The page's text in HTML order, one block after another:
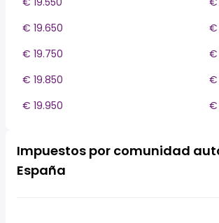
€ 19.650
€
€ 19.750
€
€ 19.850
€
€ 19.950
€
Impuestos por comunidad
España